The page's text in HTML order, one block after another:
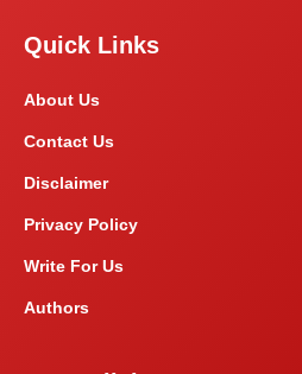
Quick Links
About Us
Contact Us
Disclaimer
Privacy Policy
Write For Us
Authors